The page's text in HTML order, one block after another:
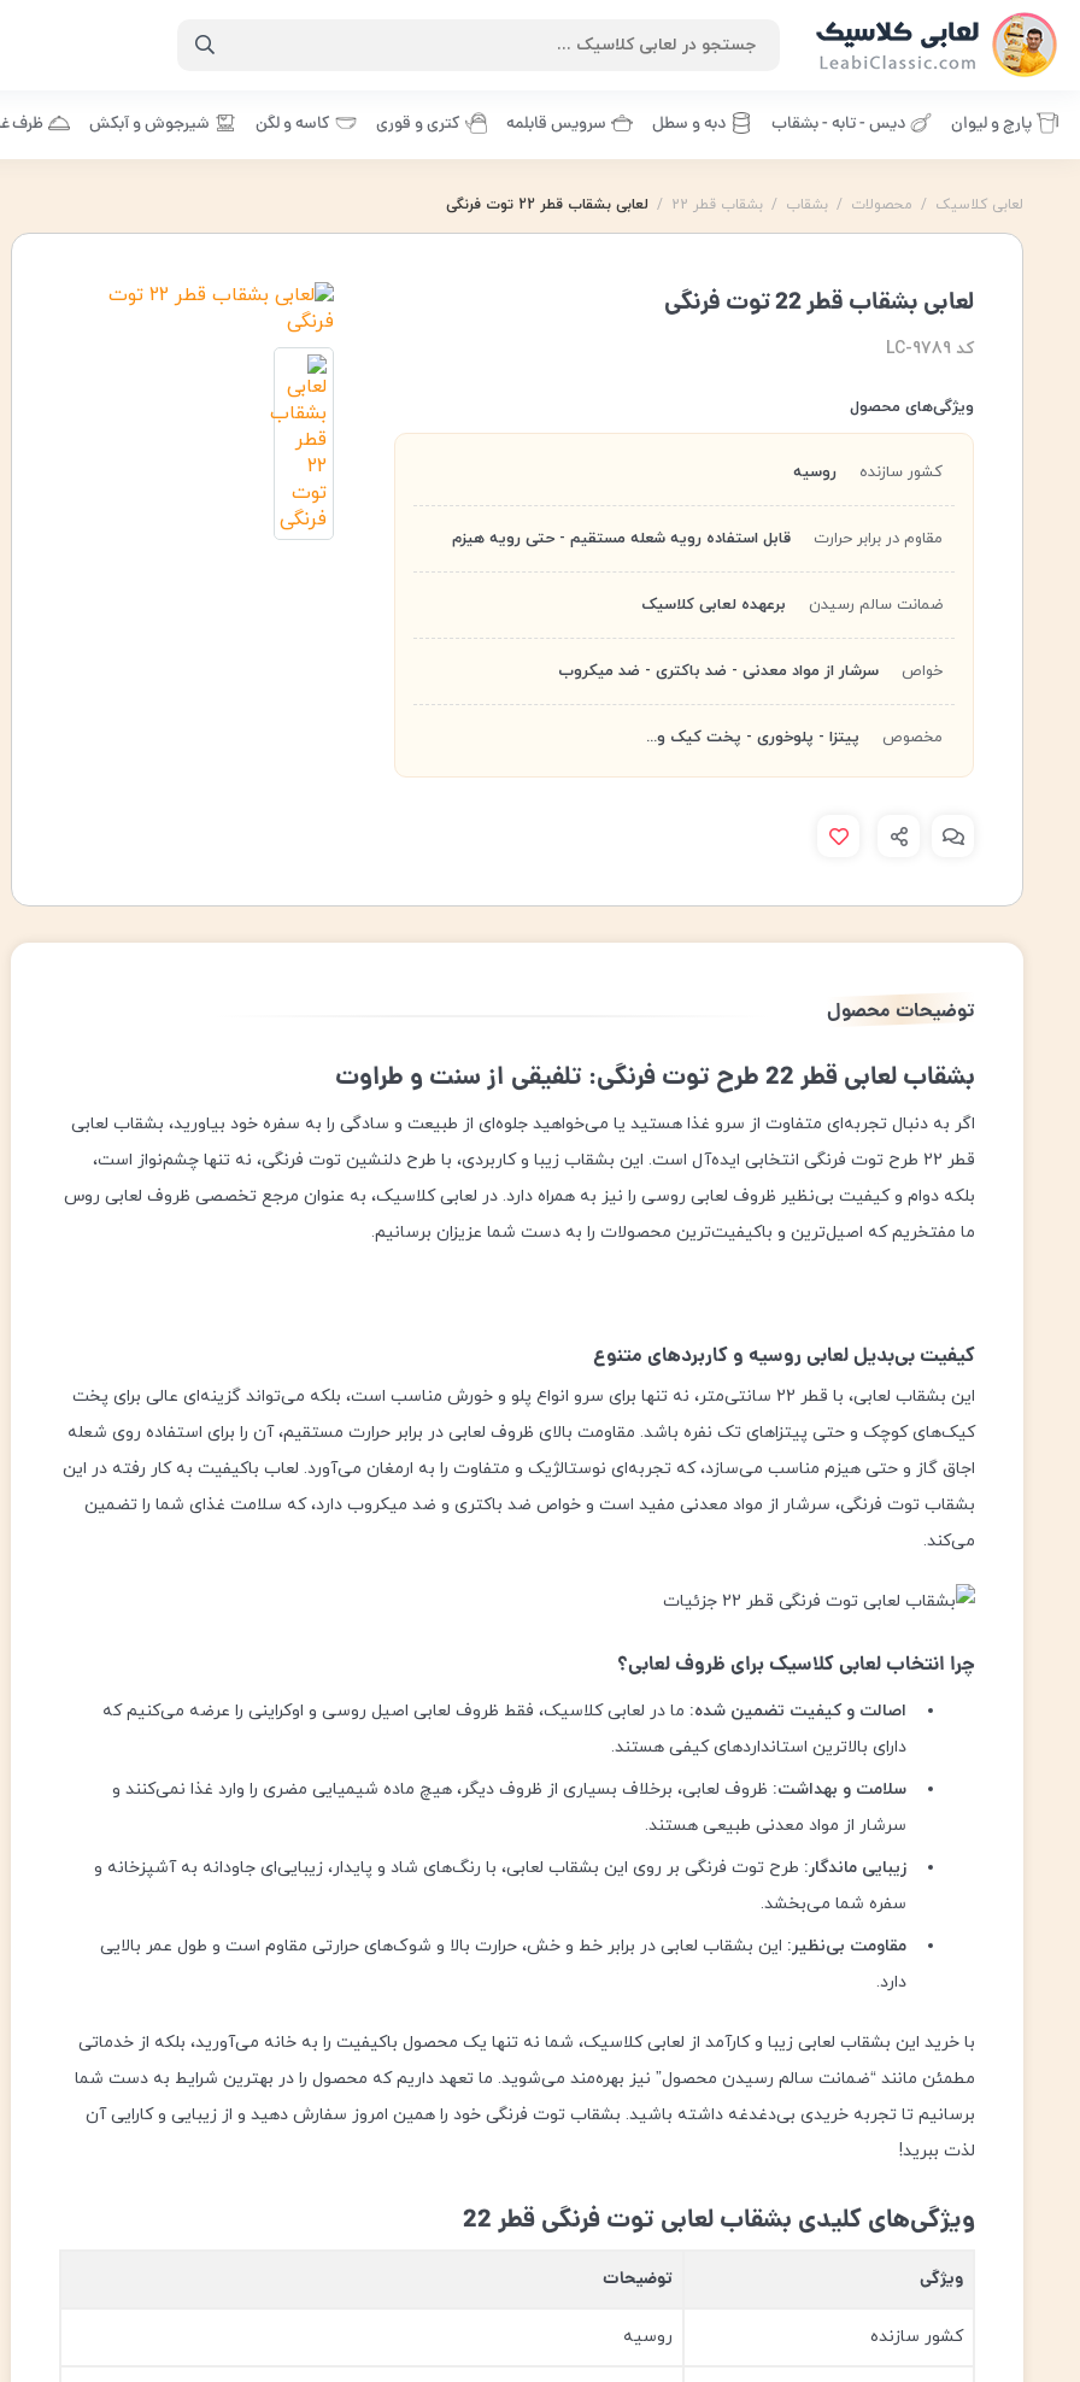
پارچ و لیوان دیس - تابه - بشقاب دبه و سطل سرویس قابلمه کتری و قوری کاسه و لگن شیرجوش و آبکش ظرف
لعابی کلاسیک / محصولات / بشقاب / بشقاب قطر 22 / لعابی بشقاب قطر 22 توت فرنگی
بشقاب توت فرنگی,توت فرنگ,توت فرنگی,
لعابی بشقاب قطر 22 توت فرنگی
کد LC-9789
ویژگی‌های محصول
کشور سازنده روسیه
مقاوم در برابر حرارت قابل استفاده رویه شعله مستقیم - حتی رویه هیزم
ضمانت سالم رسیدن برعهده لعابی کلاسیک
خواص سرشار از مواد معدنی - ضد باکتری - ضد میکروب
مخصوص پیتزا - پلوخوری - پخت کیک و...
توضیحات محصول
بشقاب لعابی قطر 22 طرح توت فرنگی: تلفیقی از سنت و طراوت
اگر به دنبال تجربه‌ای متفاوت از سرو غذا هستید یا می‌خواهید جلوه‌ای از طبیعت و سادگی را به سفره خود بیاورید، بشقاب لعابی
قطر 22 طرح توت فرنگی انتخابی ایده‌آل است. این بشقاب زیبا و کاربردی، با طرح دلنشین توت فرنگی، نه تنها چشم‌نواز است،
بلکه دوام و کیفیت بی‌نظیر ظروف لعابی روسی را نیز به همراه دارد. در لعابی کلاسیک، به عنوان مرجع تخصصی ظروف لعابی روس
ما مفتخریم که اصیل‌ترین و باکیفیت‌ترین محصولات را به دست شما عزیزان برسانیم.
کیفیت بی‌بدیل لعابی روسیه و کاربردهای متنوع
این بشقاب لعابی، با قطر 22 سانتی‌متر، نه تنها برای سرو انواع پلو و خورش مناسب است، بلکه می‌تواند گزینه‌ای عالی برای پخت
کیک‌های کوچک و حتی پیتزاهای تک نفره باشد. مقاومت بالای ظروف لعابی در برابر حرارت مستقیم، آن را برای استفاده روی شعله
اجاق گاز و حتی هیزم مناسب می‌سازد، که تجربه‌ای نوستالژیک و متفاوت را به ارمغان می‌آورد. لعاب باکیفیت به کار رفته در این
بشقاب توت فرنگی، سرشار از مواد معدنی مفید است و خواص ضد باکتری و ضد میکروب دارد، که سلامت غذای شما را تضمین
می‌کند.
چرا انتخاب لعابی کلاسیک برای ظروف لعابی؟
اصالت و کیفیت تضمین شده: ما در لعابی کلاسیک، فقط ظروف لعابی اصیل روسی و اوکراینی را عرضه می‌کنیم که
دارای بالاترین استانداردهای کیفی هستند.
سلامت و بهداشت: ظروف لعابی، برخلاف بسیاری از ظروف دیگر، هیچ ماده شیمیایی مضری را وارد غذا نمی‌کنند و
سرشار از مواد معدنی طبیعی هستند.
زیبایی ماندگار: طرح توت فرنگی بر روی این بشقاب لعابی، با رنگ‌های شاد و پایدار، زیبایی‌ای جاودانه به آشپزخانه و
سفره شما می‌بخشد.
مقاومت بی‌نظیر: این بشقاب لعابی در برابر خط و خش، حرارت بالا و شوک‌های حرارتی مقاوم است و طول عمر بالایی
دارد.
با خرید این بشقاب لعابی زیبا و کارآمد از لعابی کلاسیک، شما نه تنها یک محصول باکیفیت را به خانه می‌آورید، بلکه از خدماتی
مطمئن مانند “ضمانت سالم رسیدن محصول” نیز بهره‌مند می‌شوید. ما تعهد داریم که محصول را در بهترین شرایط به دست شما
برسانیم تا تجربه خریدی بی‌دغدغه داشته باشید. بشقاب توت فرنگی خود را همین امروز سفارش دهید و از زیبایی و کارایی آن
لذت ببرید!
ویژگی‌های کلیدی بشقاب لعابی توت فرنگی قطر 22
ویژگی توضیحات
کشور سازنده روسیه